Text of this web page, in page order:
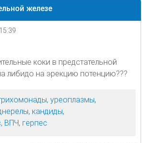
железе
коки в предстательной
либидо на эрекцию потенцию???
уреоплазмы,
кандиды,
ВПЧ, герпес